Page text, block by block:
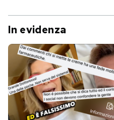
In evidenza